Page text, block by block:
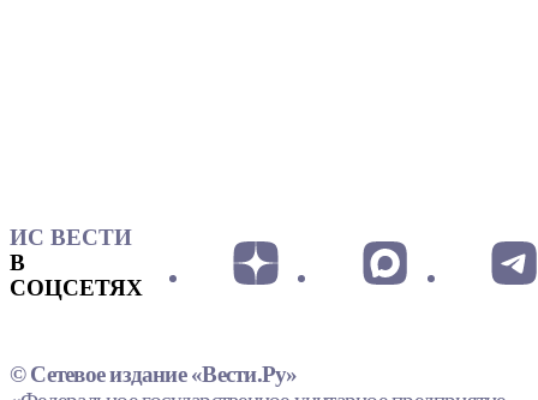
ИС ВЕСТИ
В
СОЦСЕТЯХ
© Сетевое издание «Вести.Ру»